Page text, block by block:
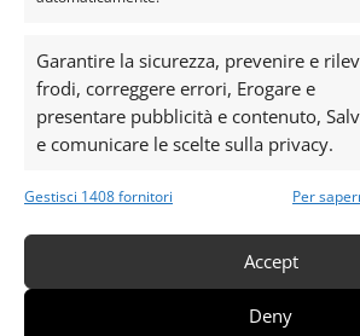
Garantire la sicurezza, prevenire e
frodi, correggere errori, Erogare e
presentare pubblicità e contenuto,
e comunicare le scelte sulla privacy.
Gestisci 1408 fornitori Per
Accept
Deny
Destinazioni
Eventi
Regali
Contatti